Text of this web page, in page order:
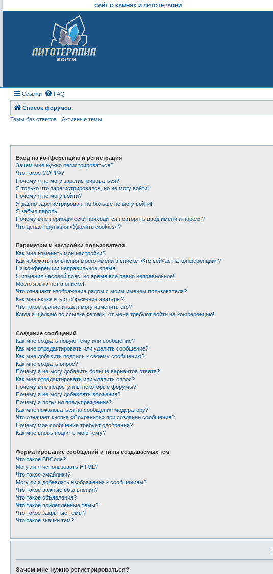
САЙТ О КАМНЯХ И ЛИТОТЕРАПИИ
Ссылки FAQ
Список форумов
Темы без ответов
Активные темы
Вход на конференцию и регистрация
Зачем мне нужно регистрироваться?
Что такое COPPA?
Почему я не могу зарегистрироваться?
Я только что зарегистрировался, но не могу войти!
Почему я не могу войти?
Я давно зарегистрирован, но больше не могу войти!
Я забыл пароль!
Почему мне периодически приходится повторять ввод имени и пароля?
Что делает функция «Удалить cookies»?
Параметры и настройки пользователя
Как мне изменить мои настройки?
Как избежать появления моего имени в списке «Кто сейчас на конференции»?
На конференции неправильное время!
Я изменил часовой пояс, но время всё равно неправильное!
Моего языка нет в списке!
Что означают изображения рядом с моим именем пользователя?
Как мне включить отображение аватары?
Что такое звание и как я могу изменить его?
Когда я щёлкаю по ссылке «email», от меня требуют войти на конференцию!
Создание сообщений
Как мне создать новую тему или сообщение?
Как мне отредактировать или удалить сообщение?
Как мне добавить подпись к своему сообщению?
Как мне создать опрос?
Почему я не могу добавить больше вариантов ответа?
Как мне отредактировать или удалить опрос?
Почему мне недоступны некоторые форумы?
Почему я не могу добавлять вложения?
Почему я получил предупреждение?
Как мне пожаловаться на сообщения модератору?
Что означает кнопка «Сохранить» при создании сообщения?
Почему моё сообщение требует одобрения?
Как мне вновь поднять мою тему?
Форматирование сообщений и типы создаваемых тем
Что такое BBCode?
Могу ли я использовать HTML?
Что такое смайлики?
Могу ли я добавлять изображения к сообщениям?
Что такое важные объявления?
Что такое объявления?
Что такое прилепленные темы?
Что такое закрытые темы?
Что такое значки тем?
Зачем мне нужно регистрироваться?